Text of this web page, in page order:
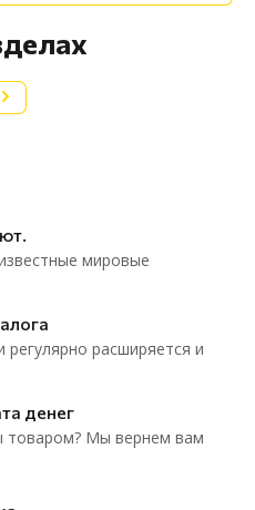
мировые
регулярно расширяется и
денег
товаром? Мы вернем вам